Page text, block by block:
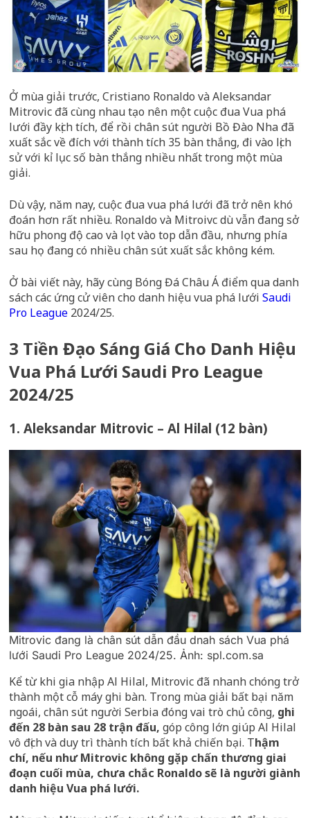
Ở mùa giải trước, Cristiano Ronaldo và Aleksandar
Mitrovic đã cùng nhau tạo nên một cuộc đua Vua phá
lưới đầy kịch tích, để rồi chân sút người Bồ Đào Nha đã
xuất sắc về đích với thành tích 35 bàn thắng, đi vào lịch
sử với kỉ lục số bàn thắng nhiều nhất trong một mùa
giải.
Dù vậy, năm nay, cuộc đua vua phá lưới đã trở nên khó
đoán hơn rất nhiều. Ronaldo và Mitroivc dù vẫn đang sở
hữu phong độ cao và lọt vào top dẫn đầu, nhưng phía
sau họ đang có nhiều chân sút xuất sắc không kém.
Ở bài viết này, hãy cùng Bóng Đá Châu Á điểm qua danh
sách các ứng cử viên cho danh hiệu vua phá lưới Saudi
Pro League 2024/25.
3 Tiền Đạo Sáng Giá Cho Danh Hiệu
Vua Phá Lưới Saudi Pro League
2024/25
1. Aleksandar Mitrovic – Al Hilal (12 bàn)
Mitrovic đang là chân sút dẫn đầu dnah sách Vua phá
lưới Saudi Pro League 2024/25. Ảnh: spl.com.sa
Kể từ khi gia nhập Al Hilal, Mitrovic đã nhanh chóng trở
thành một cỗ máy ghi bàn. Trong mùa giải bất bại năm
ngoái, chân sút người Serbia đóng vai trò chủ công, ghi
đến 28 bàn sau 28 trận đấu, góp công lớn giúp Al Hilal
vô địch và duy trì thành tích bất khả chiến bại. Thậm
chí, nếu như Mitrovic không gặp chấn thương giai
đoạn cuối mùa, chưa chắc Ronaldo sẽ là người giành
danh hiệu Vua phá lưới.